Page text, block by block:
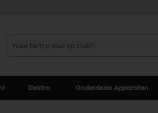
Elektro Onderdelen Apparaten